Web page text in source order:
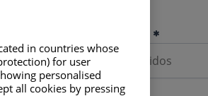
in countries whose
for user
personalised
all cookies by pressing